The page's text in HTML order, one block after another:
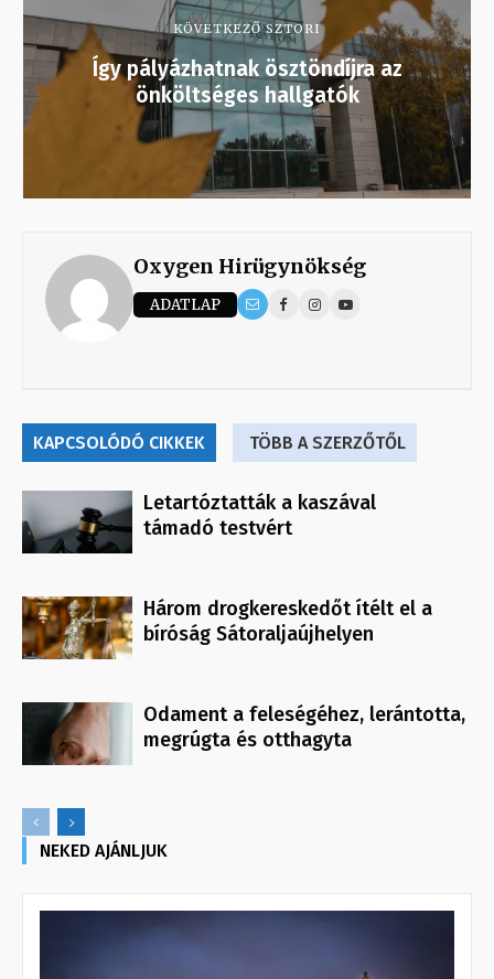
KÖVETKEZŐ SZTORI
Így pályázhatnak ösztöndíjra az
önköltséges hallgatók
Oxygen Hirügynökség
ADATLAP
KAPCSOLÓDÓ CIKKEK TÖBB A SZERZŐTŐL
Letartóztatták a kaszával
támadó testvért
Három drogkereskedőt ítélt el a
bíróság Sátoraljaújhelyen
Odament a feleségéhez, lerántotta,
megrúgta és otthagyta
NEKED AJÁNLJUK